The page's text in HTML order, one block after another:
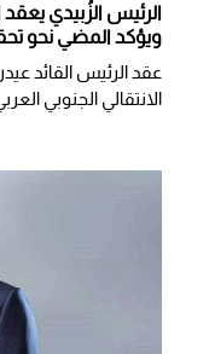
الرئيس الزُبيدي يعقد
ويؤكد المضي نحو
عقد الرئيس القائد
الانتقالي الجنوبي